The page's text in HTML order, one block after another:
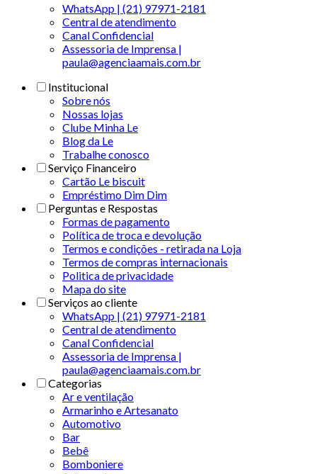
WhatsApp | (21) 97971-2181
Central de atendimento
Canal Confidencial
Assessoria de Imprensa |
paula@agenciaamais.com.br
Institucional
Sobre nós
Nossas lojas
Clube Minha Le
Blog da Le
Trabalhe conosco
Serviço Financeiro
Cartão Le biscuit
Empréstimo Dim Dim
Perguntas e Respostas
Formas de pagamento
Política de troca e devolução
Termos e condições - retirada na Loja
Termos de compras internacionais
Politica de privacidade
Mapa do site
Serviços ao cliente
WhatsApp | (21) 97971-2181
Central de atendimento
Canal Confidencial
Assessoria de Imprensa |
paula@agenciaamais.com.br
Categorias
Ar e ventilação
Armarinho e Artesanato
Automotivo
Bar
Bebê
Bomboniere